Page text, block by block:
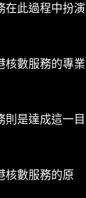
在此過程中扮演
核數服務的專業
是達成這一目
核數服務的原